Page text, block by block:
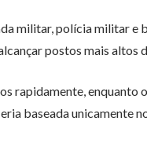
militar, polícia militar e
postos mais altos
rapidamente, enquanto
baseada unicamente